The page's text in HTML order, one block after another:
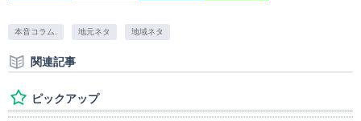
本音コラム. 地元ネタ 地域ネタ
関連記事
ピックアップ